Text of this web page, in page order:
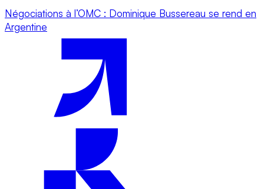
Négociations à l’OMC : Dominique Bussereau se rend en
Argentine